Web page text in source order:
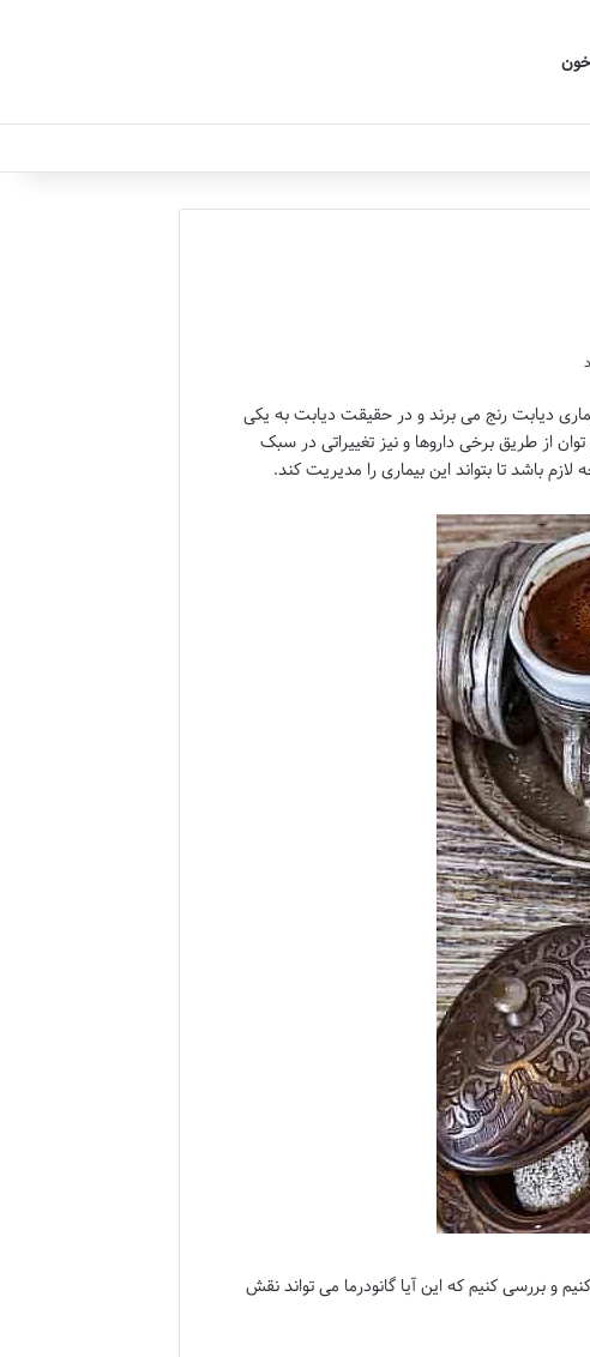
دیابت رنج می برند و در حقیقت دیابت به یکی
از طریق برخی داروها و نیز تغییراتی در سبک
باشد تا بتواند این بیماری را مدیریت کند.
و بررسی کنیم که این آیا گانودرما می تواند نقش